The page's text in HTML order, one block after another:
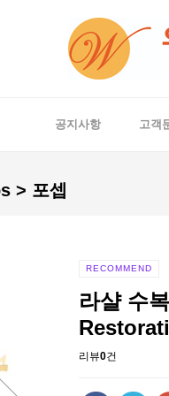
공지사항 고객
> 포셉
RECOMMEND
라샬 수
리뷰0건